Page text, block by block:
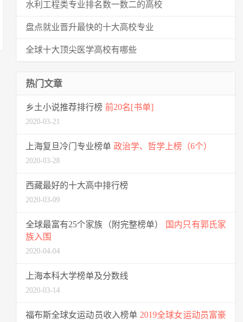
水利工程类专业排名数一数二的高校
盘点就业晋升最快的十大高校专业
全球十大顶尖医学高校有哪些
热门文章
乡土小说推荐排行榜 前20名[书单]
2020-03-21
上海复旦冷门专业榜单 政治学、哲学上榜（6个）
2020-03-28
西藏最好的十大高中排行榜
2020-03-09
全球最富有25个家族（附完整榜单）
国内只有郭氏家
族入围
2020-04-04
上海本科大学榜单及分数线
2020-03-14
福布斯全球女运动员收入榜单 2019全球女运动员富豪